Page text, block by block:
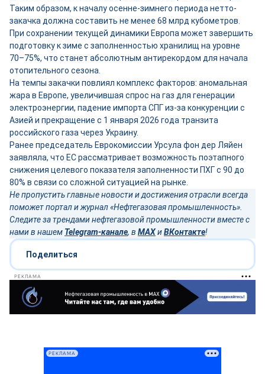
Таким образом, к началу осенне-зимнего периода нетто-
закачка должна составить не менее 68 млрд кубометров.
При сохранении текущей динамики Европа может завершить
подготовку к зиме с заполненностью хранилищ на уровне
70–75%, что станет абсолютным антирекордом для начала
отопительного сезона.
На темпы закачки повлиял комплекс факторов: аномальная
жара в Европе, увеличившая спрос на газ для генерации
электроэнергии, падение импорта СПГ из-за конкуренции с
Азией и прекращение с 1 января 2026 года транзита
российского газа через Украину.
Ранее председатель Еврокомиссии Урсула фон дер Ляйен
заявляла, что ЕС рассматривает возможность поэтапного
снижения целевого показателя заполненности ПХГ с 90 до
80% в связи со сложной ситуацией на рынке.
Не пропустить главные новости и достижения отрасли всегда
поможет портал и журнал «Нефтегазовая промышленность».
Следите за трендами нефтегазовой промышленности вместе с
нами в нашем Telegram-канале, в MAXиВКонтакте!
Поделиться
РЕКЛАМА
РЕКЛАМА